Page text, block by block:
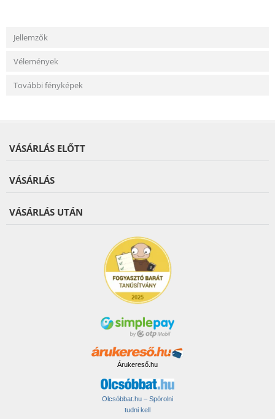
Jellemzők
Vélemények
További fényképek
VÁSÁRLÁS ELŐTT
VÁSÁRLÁS
VÁSÁRLÁS UTÁN
Árukereső.hu
Olcsóbbat.hu – Spórolni
tudni kell